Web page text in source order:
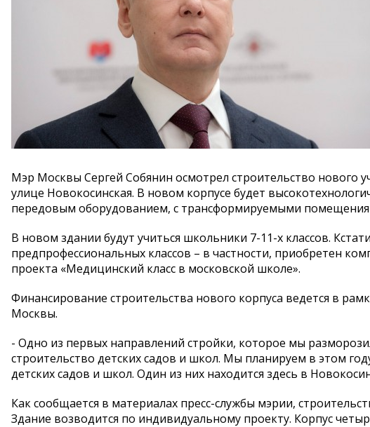
Мэр Москвы Сергей Собянин осмотрел строительство нового
улице Новокосинская. В новом корпусе будет
передовым оборудованием, с трансформируемыми
В новом здании будут учиться школьники 7-11-х классов.
предпрофессиональных классов – в частности, приобретен
проекта «Медицинский класс в московской школе».
Финансирование строительства нового корпуса ведется в
Москвы.
- Одно из первых направлений стройки, которое мы
строительство детских садов и школ. Мы планируем в этом
детских садов и школ. Один из них находится здесь в
Как сообщается в материалах пресс-службы мэрии,
Здание возводится по индивидуальному проекту. Корпус